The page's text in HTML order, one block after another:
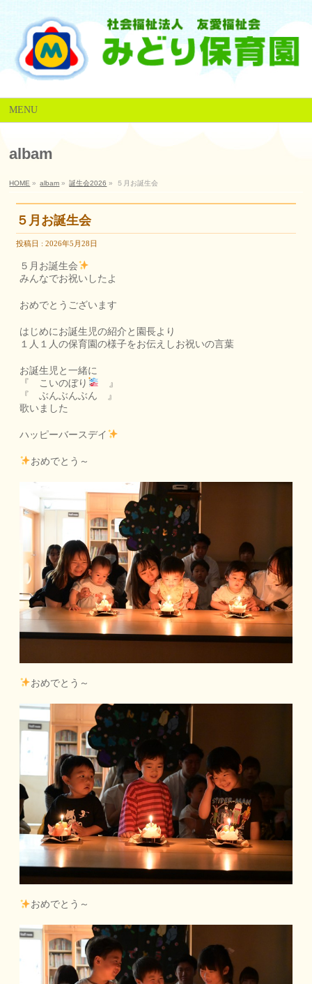
MENU
albam
HOME » albam » 誕生会2026 » ５月お誕生会
５月お誕生会
投稿日 : 2026年5月28日
５月お誕生会
みんなでお祝いしたよ
おめでとうございます
はじめにお誕生児の紹介と園長より
１人１人の保育園の様子をお伝えしお祝いの言葉
お誕生児と一緒に
『 こいのぼり
』
『 ぶんぶんぶん 』
歌いました
ハッピーバースデイ
おめでとう～
おめでとう～
おめでとう～